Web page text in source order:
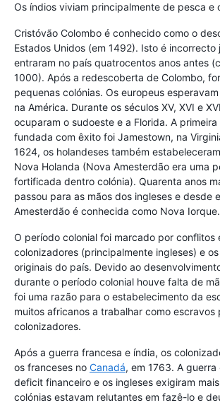
Os índios viviam principalmente de pesca e
Cristóvão Colombo é conhecido como o
Estados Unidos (em 1492). Isto é incorrecto
entraram no país quatrocentos anos antes
1000). Após a redescoberta de Colombo,
pequenas colónias. Os europeus
na América. Durante os séculos XV, XVI e
ocuparam o sudoeste e a Florida. A
fundada com êxito foi Jamestown, na
1624, os holandeses também
Nova Holanda (Nova Amesterdão era uma
fortificada dentro colónia). Quarenta anos
passou para as mãos dos ingleses e desde
Amesterdão é conhecida como Nova Iorque.
O período colonial foi marcado por conflitos
colonizadores (principalmente ingleses) e
originais do país. Devido ao
durante o período colonial houve falta de
foi uma razão para o estabelecimento da
muitos africanos a trabalhar como escravos
colonizadores.
Após a guerra francesa e índia, os
os franceses no Canadá, em 1763. A guerra
deficit financeiro e os ingleses exigiram
colónias estavam relutantes em fazê-lo e